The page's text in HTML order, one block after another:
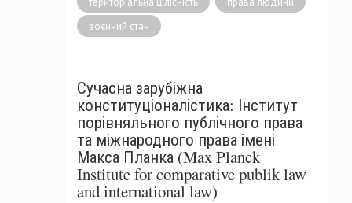
воєнний стан
Сучасна зарубіжна
конституціоналістика: Інститут
порівняльного публічного права
та міжнародного права імені
Макса Планка (Max Planck
Institute for comparative publik law
and international law)